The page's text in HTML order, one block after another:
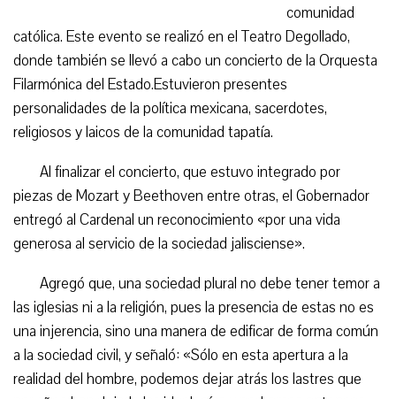
comunidad
católica. Este evento se realizó en el Teatro Degollado,
donde también se llevó a cabo un concierto de la Orquesta
Filarmónica del Estado.Estuvieron presentes
personalidades de la política mexicana, sacerdotes,
religiosos y laicos de la comunidad tapatía.
Al finalizar el concierto, que estuvo integrado por
piezas de Mozart y Beethoven entre otras, el Gobernador
entregó al Cardenal un reconocimiento «por una vida
generosa al servicio de la sociedad jalisciense».
Agregó que, una sociedad plural no debe tener temor a
las iglesias ni a la religión, pues la presencia de estas no es
una injerencia, sino una manera de edificar de forma común
a la sociedad civil, y señaló: «Sólo en esta apertura a la
realidad del hombre, podemos dejar atrás los lastres que